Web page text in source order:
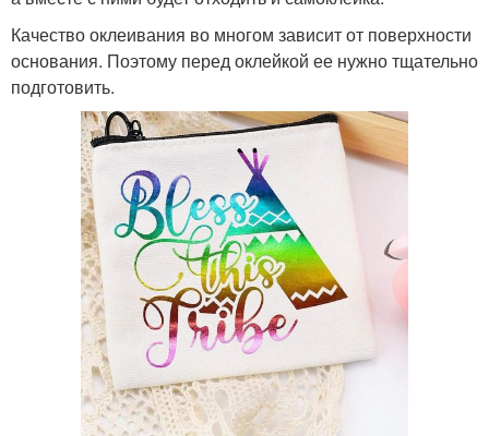
Качество оклеивания во многом зависит от поверхности
основания. Поэтому перед оклейкой ее нужно тщательно
подготовить.